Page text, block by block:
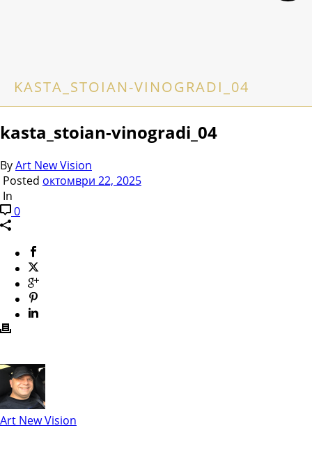
KASTA_STOIAN-VINOGRADI_04
kasta_stoian-vinogradi_04
ByArt New Vision
Posted октомври 22, 2025
In
0
Art New Vision